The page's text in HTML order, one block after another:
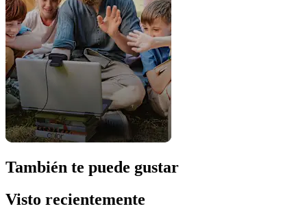
También te puede gustar
Visto recientemente